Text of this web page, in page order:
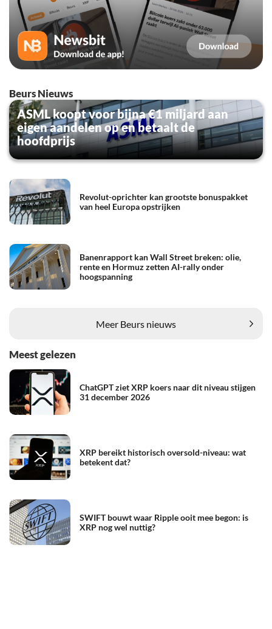
Beurs Nieuws
ASML koopt voor bijna €1 miljard aan
eigen aandelen op en betaalt de
hoofdprijs
Revolut-oprichter kan grootste bonuspakket
van heel Europa opstrijken
Banenrapport kan Wall Street breken: olie,
rente en Hormuz zetten AI-rally onder
hoogspanning
Meer Beurs nieuws
Meest gelezen
ChatGPT ziet XRP koers naar dit niveau stijgen
31 december 2026
XRP bereikt historisch oversold-niveau: wat
betekent dat?
SWIFT bouwt waar Ripple ooit mee begon: is
XRP nog wel nuttig?